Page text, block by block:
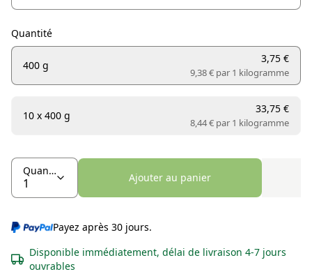
Quantité
400 g
3,75 €
9,38 € par 1 kilogramme
10 x 400 g
33,75 €
8,44 € par 1 kilogramme
Quantité
Ajouter au panier
Payez après 30 jours.
Disponible immédiatement, délai de livraison 4-7 jours
ouvrables